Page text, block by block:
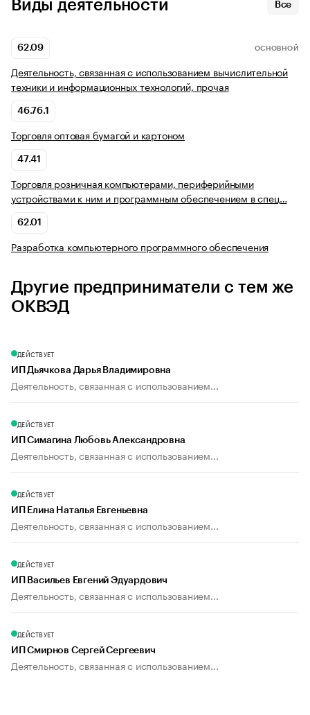
Виды деятельности Все
62.09 ОСНОВНОЙ
Деятельность, связанная с использованием вычислительной
техники и информационных технологий, прочая
46.76.1
Торговля оптовая бумагой и картоном
47.41
Торговля розничная компьютерами, периферийными
устройствами к ним и программным обеспечением в спец…
62.01
Разработка компьютерного программного обеспечения
Другие предприниматели с тем же
ОКВЭД
ДЕЙСТВУЕТ
ИП Дьячкова Дарья Владимировна
Деятельность, связанная с использованием...
ДЕЙСТВУЕТ
ИП Симагина Любовь Александровна
Деятельность, связанная с использованием...
ДЕЙСТВУЕТ
ИП Елина Наталья Евгеньевна
Деятельность, связанная с использованием...
ДЕЙСТВУЕТ
ИП Васильев Евгений Эдуардович
Деятельность, связанная с использованием...
ДЕЙСТВУЕТ
ИП Смирнов Сергей Сергеевич
Деятельность, связанная с использованием...